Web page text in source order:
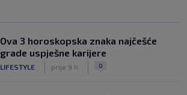
Ova 3 horoskopska znaka najčešće
grade uspješne karijere
LIFESTYLE prije 9 h 0